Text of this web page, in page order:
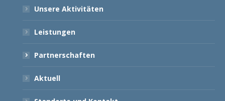
Unsere Aktivitäten
Leistungen
Partnerschaften
Aktuell